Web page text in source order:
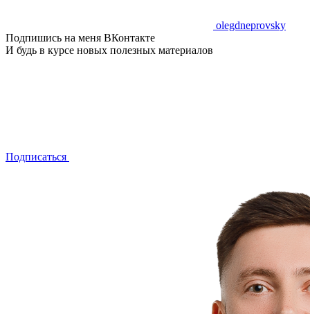
olegdneprovsky
Подпишись на меня ВКонтакте
И будь в курсе новых полезных материалов
Подписаться